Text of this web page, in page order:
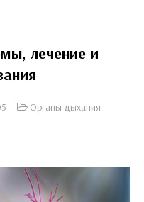
лечение и
Органы дыхания